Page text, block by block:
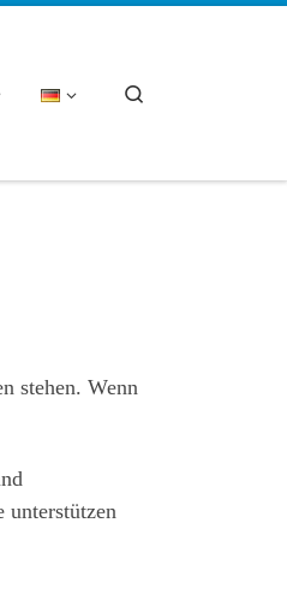
stehen. Wenn
unterstützen